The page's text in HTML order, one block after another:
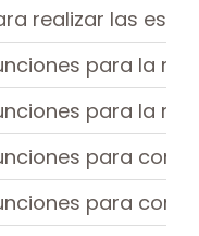
realizar las
para la
para la
para
para